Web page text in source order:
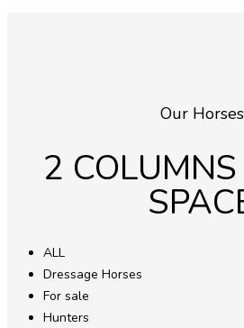
Our Horses
2
ALL
Dressage Horses
For sale
Hunters